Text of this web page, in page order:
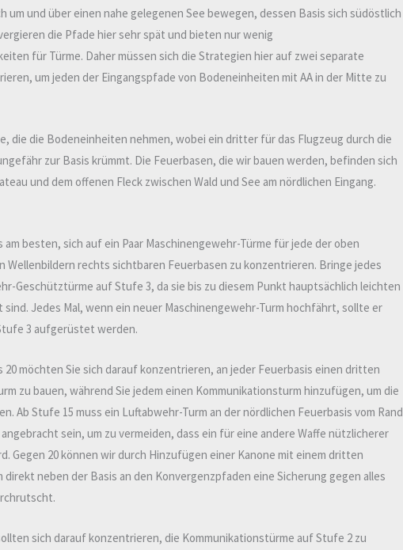
um und über einen nahe gelegenen See bewegen, dessen Basis sich südöstlich
die Pfade hier sehr spät und bieten nur wenig
für Türme. Daher müssen sich die Strategien hier auf zwei separate
um jeden der Eingangspfade von Bodeneinheiten mit AA in der Mitte zu
die die Bodeneinheiten nehmen, wobei ein dritter für das Flugzeug durch die
zur Basis krümmt. Die Feuerbasen, die wir bauen werden, befinden sich
und dem offenen Fleck zwischen Wald und See am nördlichen Eingang.
am besten, sich auf ein Paar Maschinengewehr-Türme für jede der oben
Wellenbildern rechts sichtbaren Feuerbasen zu konzentrieren. Bringe jedes
Geschütztürme auf Stufe 3, da sie bis zu diesem Punkt hauptsächlich leichten
Jedes Mal, wenn ein neuer Maschinengewehr-Turm hochfährt, sollte er
3 aufgerüstet werden.
20 möchten Sie sich darauf konzentrieren, an jeder Feuerbasis einen dritten
zu bauen, während Sie jedem einen Kommunikationsturm hinzufügen, um die
Ab Stufe 15 muss ein Luftabwehr-Turm an der nördlichen Feuerbasis vom Rand
sein, um zu vermeiden, dass ein für eine andere Waffe nützlicherer
Gegen 20 können wir durch Hinzufügen einer Kanone mit einem dritten
direkt neben der Basis an den Konvergenzpfaden eine Sicherung gegen alles
sich darauf konzentrieren, die Kommunikationstürme auf Stufe 2 zu